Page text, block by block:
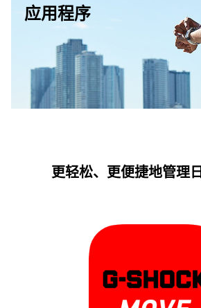
应用程序
更轻松、更便捷地管理